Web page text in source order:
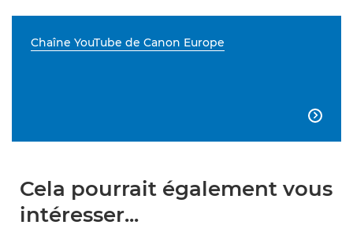
Chaîne YouTube de Canon Europe

Cela pourrait également vous
intéresser...